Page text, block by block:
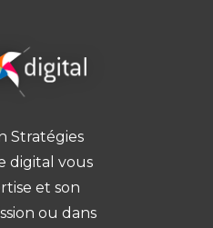
Stratégies
digital vous
et son
ou dans